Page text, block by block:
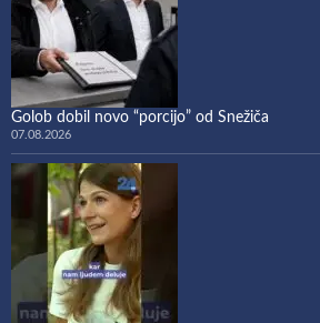
Golob dobil novo “porcijo” od Snežiča
07.08.2026